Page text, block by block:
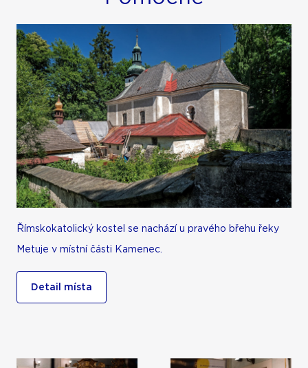
Římskokatolický kostel se nachází u pravého břehu řeky
Metuje v místní části Kamenec.
Detail místa